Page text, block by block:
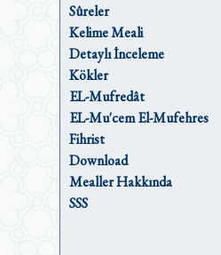
Sûreler
Kelime Meali
Detaylı İnceleme
Kökler
EL-Mufredât
EL-Mu'cem El-Mufehres
Fihrist
Download
Mealler Hakkında
SSS